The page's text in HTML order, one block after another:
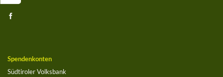
Spendenkonten
Südtiroler Volksbank